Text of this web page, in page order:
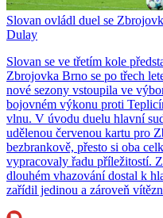
Slovan ovládl duel se
Dulay
Slovan se ve třetím kole
Zbrojovka Brno se po třech
nové sezony vstoupila ve
bojovném výkonu proti
vlnu. V úvodu duelu hlavní
udělenou červenou kartu pro
bezbrankově, přesto si oba
vypracovaly řadu příležitostí.
dlouhém vhazování dostal k
zařídil jedinou a zároveň